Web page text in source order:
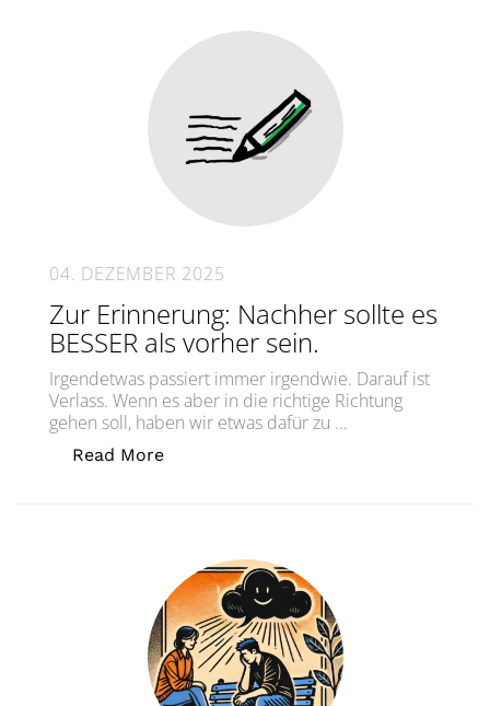
04. DEZEMBER 2025
Zur Erinnerung: Nachher sollte es
BESSER als vorher sein.
Irgendetwas passiert immer irgendwie. Darauf ist
Verlass. Wenn es aber in die richtige Richtung
gehen soll, haben wir etwas dafür zu …
Read More„Zur Erinnerung: Nachher sollte es